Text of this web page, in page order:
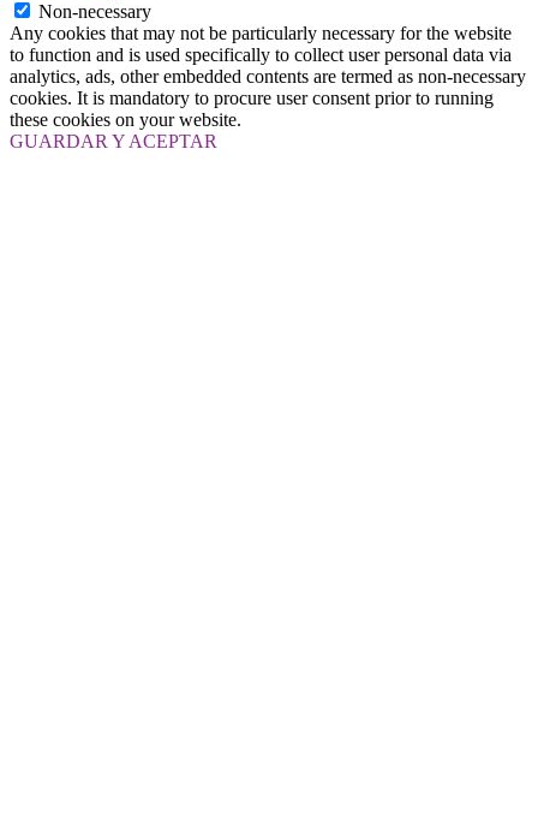
Non-necessary
Any cookies that may not be particularly necessary for the website
to function and is used specifically to collect user personal data via
analytics, ads, other embedded contents are termed as non-necessary
cookies. It is mandatory to procure user consent prior to running
these cookies on your website.
GUARDAR Y ACEPTAR